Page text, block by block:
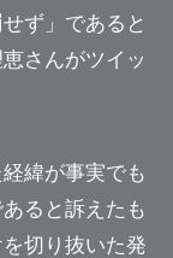
ず」であると
さんがツイッ
緯が事実でも
る と訴えたも
切り抜いた発